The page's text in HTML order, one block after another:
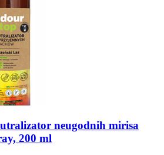
neugodnih mirisa
200 ml